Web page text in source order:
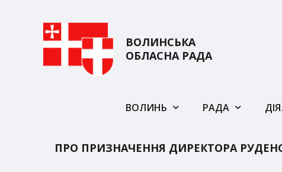
ВОЛИНСЬКА
ОБЛАСНА РАДА
ВОЛИНЬ РАДА
ПРО ПРИЗНАЧЕННЯ ДИРЕКТОРА